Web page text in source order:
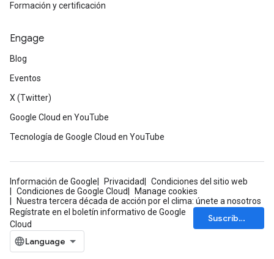
Formación y certificación
Engage
Blog
Eventos
X (Twitter)
Google Cloud en YouTube
Tecnología de Google Cloud en YouTube
Información de Google Privacidad
Condiciones del sitio web
Condiciones de Google Cloud
Manage cookies
Nuestra tercera década de acción por el clima: únete a nosotros
Regístrate en el boletín informativo de Google
Cloud
Suscríbete